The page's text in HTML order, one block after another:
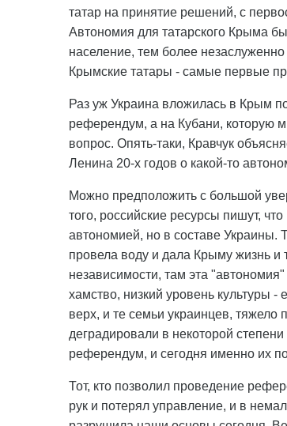
татар на принятие решений, с
Автономия для татарского Крыма
население, тем более
Крымские татары - самые первые
Раз уж Украина вложилась в Крым
референдум, а на Кубани, которую
вопрос. Опять-таки, Кравчук
Ленина 20-х годов о какой-то
Можно предположить с большой
того, российские ресурсы пишут,
автономией, но в составе Украины.
провела воду и дала Крыму жизнь и
независимости, там эта
хамство, низкий уровень культуры -
верх, и те семьи украинцев,
деградировали в некоторой
референдум, и сегодня именно их
Тот, кто позволил проведение
рук и потерял управление, и в